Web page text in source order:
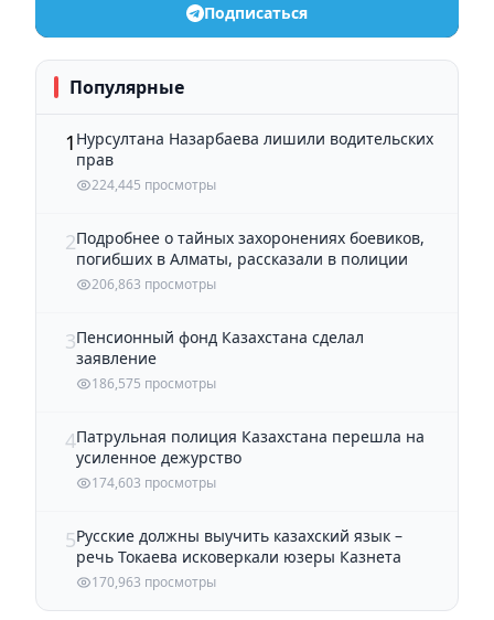
Подписаться
Популярные
1 Нурсултана Назарбаева лишили водительских
прав
224,445 просмотры
2Подробнее о тайных захоронениях боевиков,
погибших в Алматы, рассказали в полиции
206,863 просмотры
3Пенсионный фонд Казахстана сделал
заявление
186,575 просмотры
4Патрульная полиция Казахстана перешла на
усиленное дежурство
174,603 просмотры
5Русские должны выучить казахский язык –
речь Токаева исковеркали юзеры Казнета
170,963 просмотры